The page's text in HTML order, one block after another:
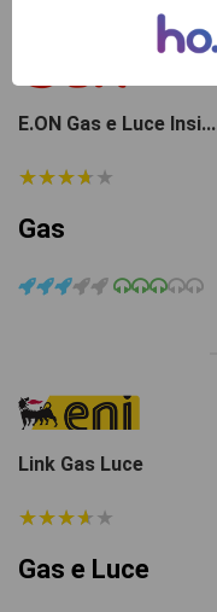
E.ON Gas e Luce Insi...
★★★★★
★★★★★
Gas
Link Gas Luce
★★★★★
★★★★★
Gas e Luce